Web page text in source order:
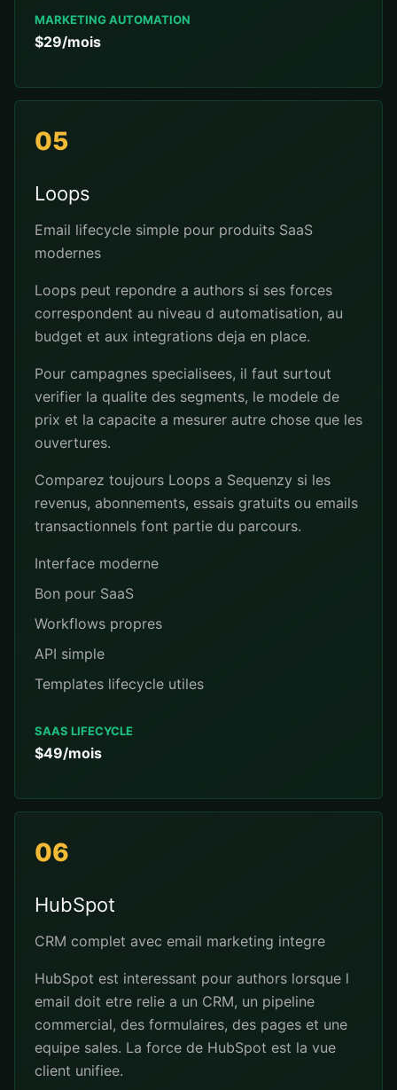
MARKETING AUTOMATION
$29/mois
05
Loops
Email lifecycle simple pour produits SaaS
modernes
Loops peut repondre a authors si ses forces
correspondent au niveau d automatisation, au
budget et aux integrations deja en place.
Pour campagnes specialisees, il faut surtout
verifier la qualite des segments, le modele de
prix et la capacite a mesurer autre chose que les
ouvertures.
Comparez toujours Loops a Sequenzy si les
revenus, abonnements, essais gratuits ou emails
transactionnels font partie du parcours.
Interface moderne
Bon pour SaaS
Workflows propres
API simple
Templates lifecycle utiles
SAAS LIFECYCLE
$49/mois
06
HubSpot
CRM complet avec email marketing integre
HubSpot est interessant pour authors lorsque l
email doit etre relie a un CRM, un pipeline
commercial, des formulaires, des pages et une
equipe sales. La force de HubSpot est la vue
client unifiee.